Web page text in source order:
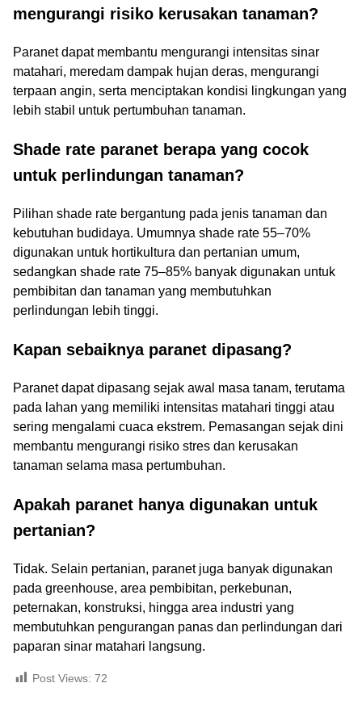
mengurangi risiko kerusakan tanaman?
Paranet dapat membantu mengurangi intensitas sinar
matahari, meredam dampak hujan deras, mengurangi
terpaan angin, serta menciptakan kondisi lingkungan yang
lebih stabil untuk pertumbuhan tanaman.
Shade rate paranet berapa yang cocok
untuk perlindungan tanaman?
Pilihan shade rate bergantung pada jenis tanaman dan
kebutuhan budidaya. Umumnya shade rate 55–70%
digunakan untuk hortikultura dan pertanian umum,
sedangkan shade rate 75–85% banyak digunakan untuk
pembibitan dan tanaman yang membutuhkan
perlindungan lebih tinggi.
Kapan sebaiknya paranet dipasang?
Paranet dapat dipasang sejak awal masa tanam, terutama
pada lahan yang memiliki intensitas matahari tinggi atau
sering mengalami cuaca ekstrem. Pemasangan sejak dini
membantu mengurangi risiko stres dan kerusakan
tanaman selama masa pertumbuhan.
Apakah paranet hanya digunakan untuk
pertanian?
Tidak. Selain pertanian, paranet juga banyak digunakan
pada greenhouse, area pembibitan, perkebunan,
peternakan, konstruksi, hingga area industri yang
membutuhkan pengurangan panas dan perlindungan dari
paparan sinar matahari langsung.
Post Views: 72